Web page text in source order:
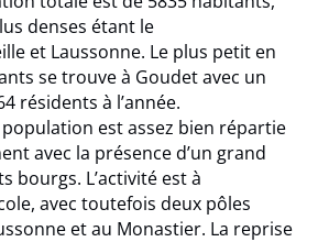
denses étant le
et Laussonne. Le plus petit en
se trouve à Goudet avec un
résidents à l’année.
est assez bien répartie
avec la présence d’un grand
bourgs. L’activité est à
avec toutefois deux pôles
et au Monastier. La reprise